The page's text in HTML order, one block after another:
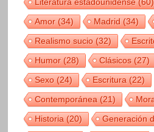
Amor(34) Madrid(34)
Realismo sucio(32)
Humor(28) Clásicos(27)
Sexo(24) Escritura(22)
Contemporánea(21)
Historia(20) Generación